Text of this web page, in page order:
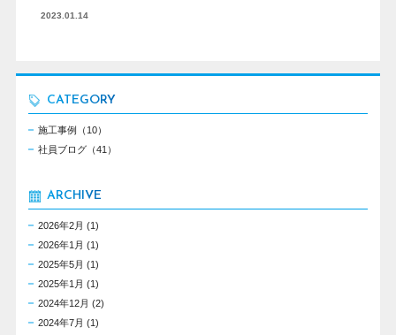
2023.01.14
CATEGORY
施工事例（10）
社員ブログ（41）
ARCHIVE
2026年2月 (1)
2026年1月 (1)
2025年5月 (1)
2025年1月 (1)
2024年12月 (2)
2024年7月 (1)